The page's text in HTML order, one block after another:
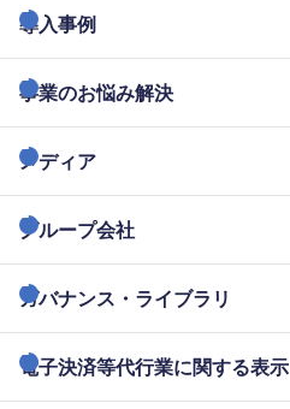
導入事例
事業のお悩み解決
メディア
グループ会社
ガバナンス・ライブラリ
電子決済等代行業に関する表示